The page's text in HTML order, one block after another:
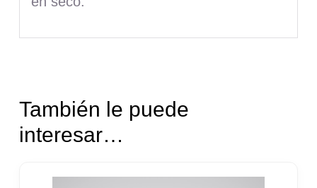
También le puede
interesar…